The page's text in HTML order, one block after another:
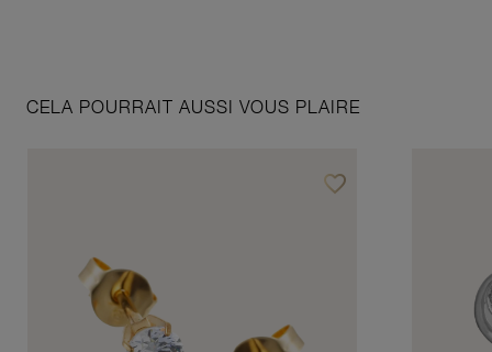
CELA POURRAIT AUSSI VOUS PLAIRE
favorite_borderAjouter à vos favoris